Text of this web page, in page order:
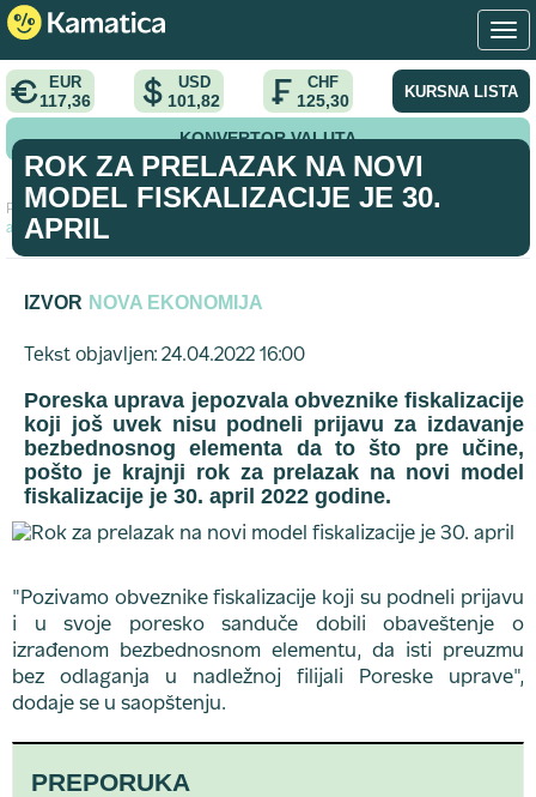
EUR
117,36
USD
101,82
CHF
125,30 KURSNA LISTA
KONVERTOR VALUTA
Početna > vest >
Rok za prelazak na novi model fiskalizacije je 30.
april
ROK ZA PRELAZAK NA NOVI
MODEL FISKALIZACIJE JE 30.
APRIL
IZVOR NOVA EKONOMIJA
Tekst objavljen: 24.04.2022 16:00
Poreska uprava jepozvala obveznike fiskalizacije
koji još uvek nisu podneli prijavu za izdavanje
bezbednosnog elementa da to što pre učine,
pošto je krajnji rok za prelazak na novi model
fiskalizacije je 30. april 2022 godine.
"Pozivamo obveznike fiskalizacije koji su podneli prijavu
i u svoje poresko sanduče dobili obaveštenje o
izrađenom bezbednosnom elementu, da isti preuzmu
bez odlaganja u nadležnoj filijali Poreske uprave",
dodaje se u saopštenju.
PREPORUKA